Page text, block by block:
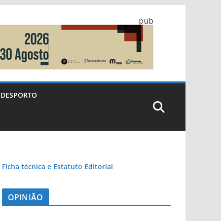
pub
DESPORTO
Ficha técnica e Estatuto Editorial
OPINIÃO